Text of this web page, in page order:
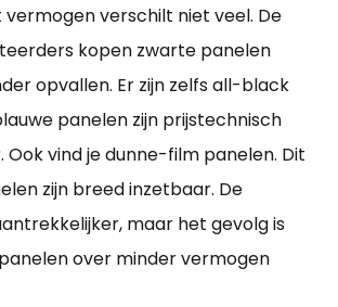
vermogen verschilt niet veel. De
kopen zwarte panelen
opvallen. Er zijn zelfs all-black
panelen zijn prijstechnisch
vind je dunne-film panelen. Dit
zijn breed inzetbaar. De
maar het gevolg is
over minder vermogen